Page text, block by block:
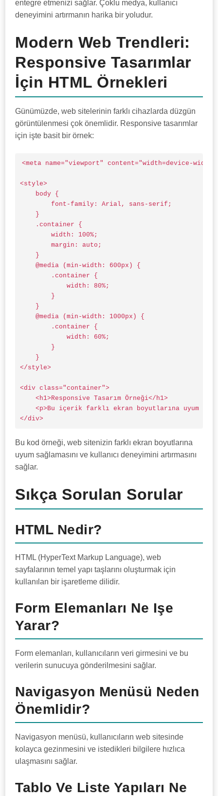
entegre etmenizi sağlar. Çoklu medya, kullanıcı
deneyimini artırmanın harika bir yoludur.
Modern Web Trendleri:
Responsive Tasarımlar
İçin HTML Örnekleri
Günümüzde, web sitelerinin farklı cihazlarda düzgün
görüntülenmesi çok önemlidir. Responsive tasarımlar
için işte basit bir örnek:
<meta name="viewport" content="width=device-
<style>
    body {
        font-family: Arial, sans-serif;
    }
    .container {
        width: 100%;
        margin: auto;
    }
    @media (min-width: 600px) {
        .container {
            width: 80%;
        }
    }
    @media (min-width: 1000px) {
        .container {
            width: 60%;
        }
    }
</style>
<div class="container">
    <h1>Responsive Tasarım Örneği</h1>
<p>Bu içerik farklı ekran boyutlarına uyum
</div>
Bu kod örneği, web sitenizin farklı ekran boyutlarına
uyum sağlamasını ve kullanıcı deneyimini artırmasını
sağlar.
Sıkça Sorulan Sorular
HTML Nedir?
HTML (HyperText Markup Language), web
sayfalarının temel yapı taşlarını oluşturmak için
kullanılan bir işaretleme dilidir.
Form Elemanları Ne Işe
Yarar?
Form elemanları, kullanıcıların veri girmesini ve bu
verilerin sunucuya gönderilmesini sağlar.
Navigasyon Menüsü Neden
Önemlidir?
Navigasyon menüsü, kullanıcıların web sitesinde
kolayca gezinmesini ve istedikleri bilgilere hızlıca
ulaşmasını sağlar.
Tablo Ve Liste Yapıları Ne